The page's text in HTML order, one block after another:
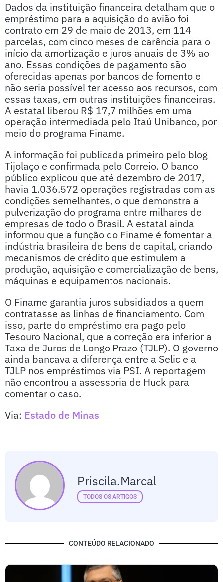
Dados da instituição financeira detalham que o
empréstimo para a aquisição do avião foi
contrato em 29 de maio de 2013, em 114
parcelas, com cinco meses de carência para o
início da amortização e juros anuais de 3% ao
ano. Essas condições de pagamento são
oferecidas apenas por bancos de fomento e
não seria possível ter acesso aos recursos, com
essas taxas, em outras instituições financeiras.
A estatal liberou R$ 17,7 milhões em uma
operação intermediada pelo Itaú Unibanco, por
meio do programa Finame.
A informação foi publicada primeiro pelo blog
Tijolaço e confirmada pelo Correio. O banco
público explicou que até dezembro de 2017,
havia 1.036.572 operações registradas com as
condições semelhantes, o que demonstra a
pulverização do programa entre milhares de
empresas de todo o Brasil. A estatal ainda
informou que a função do Finame é fomentar a
indústria brasileira de bens de capital, criando
mecanismos de crédito que estimulem a
produção, aquisição e comercialização de bens,
máquinas e equipamentos nacionais.
O Finame garantia juros subsidiados a quem
contratasse as linhas de financiamento. Com
isso, parte do empréstimo era pago pelo
Tesouro Nacional, que a correção era inferior a
Taxa de Juros de Longo Prazo (TJLP). O governo
ainda bancava a diferença entre a Selic e a
TJLP nos empréstimos via PSI. A reportagem
não encontrou a assessoria de Huck para
comentar o caso.
Via: Estado de Minas
Priscila.marcal
TODOS OS ARTIGOS
CONTEÚDO RELACIONADO